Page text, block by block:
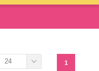
1
24